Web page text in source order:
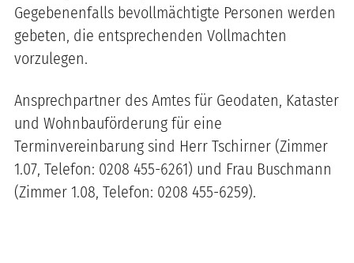
Gegebenenfalls bevollmächtigte Personen werden
gebeten, die entsprechenden Vollmachten
vorzulegen.
Ansprechpartner des Amtes für Geodaten, Kataster
und Wohnbauförderung für eine
Terminvereinbarung sind Herr Tschirner (Zimmer
1.07, Telefon: 0208 455-6261) und Frau Buschmann
(Zimmer 1.08, Telefon: 0208 455-6259).